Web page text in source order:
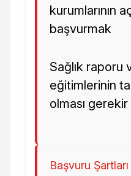
kurumlarının
başvurmak
Sağlık raporu
eğitimlerinin
olması gerekir
Başvuru Şartları